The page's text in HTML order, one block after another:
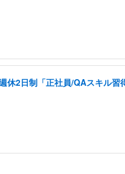
休2日制「正社員/QAスキル